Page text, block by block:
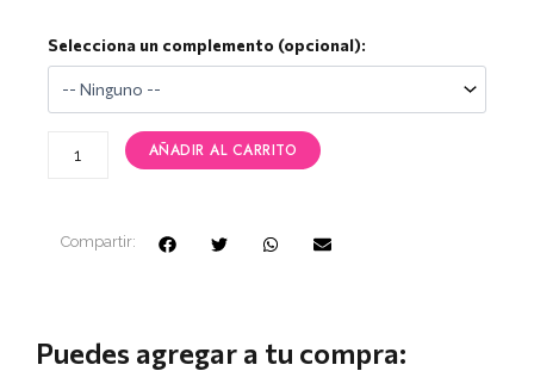
Selecciona un complemento (opcional):
Ramo
Preservado
de
Amor
AÑADIR AL CARRITO
Compartir:
Puedes agregar a tu compra: